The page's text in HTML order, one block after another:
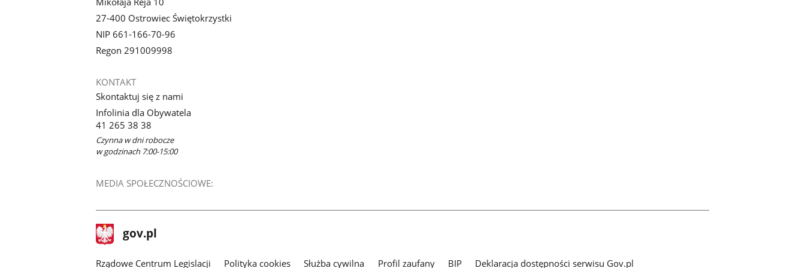
27-400 Ostrowiec Świętokrzystki
NIP 661-166-70-96
Regon 291009998
KONTAKT
Skontaktuj się z nami
Infolinia dla Obywatela
41 265 38 38
Czynna w dni robocze
w godzinach 7:00-15:00
MEDIA SPOŁECZNOŚCIOWE:
stopka
gov.pl Strona
gov.pl
Rządowe Centrum Legislacji Polityka cookies Służba cywilna Profil zaufany BIP Deklaracja dostępności serwisu Gov.pl